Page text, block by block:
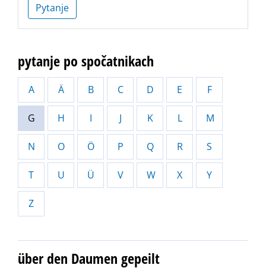
Pytanje
pytanje po spočatnikach
A Ä B C D E F
G H I J K L M
N O Ö P Q R S
T U Ü V W X Y
Z
über den Daumen gepeilt